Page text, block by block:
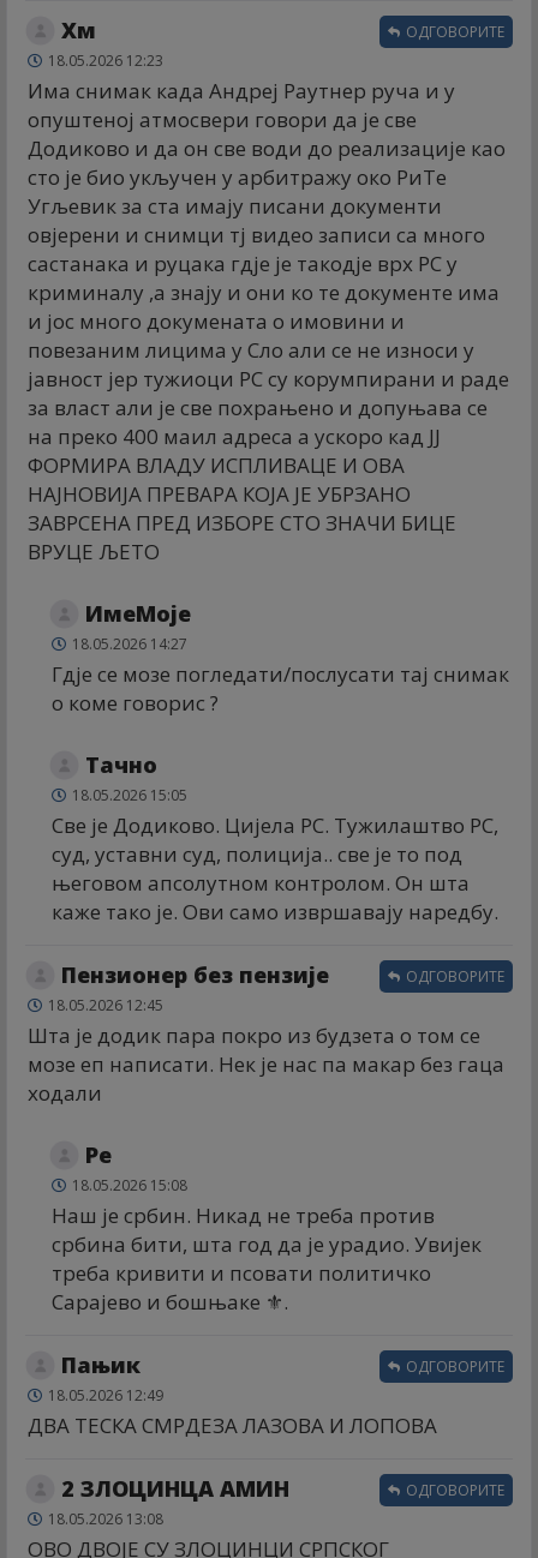
Хм
18.05.2026 12:23
Има снимак када Андреј Раутнер руча и у
опуштеној атмосвери говори да је све
Додиково и да он све води до реализације као
сто је био укључен у арбитражу око РиТе
Угљевик за ста имају писани документи
овјерени и снимци тј видео записи са много
састанака и руцака гдје је такодје врх РС у
криминалу ,а знају и они ко те документе има
и јос много докумената о имовини и
повезаним лицима у Сло али се не износи у
јавност јер тужиоци РС су корумпирани и раде
за власт али је све похрањено и допуњава се
на преко 400 маил адреса а ускоро кад ЈЈ
ФОРМИРА ВЛАДУ ИСПЛИВАЦЕ И ОВА
НАЈНОВИЈА ПРЕВАРА КОЈА ЈЕ УБРЗАНО
ЗАВРСЕНА ПРЕД ИЗБОРЕ СТО ЗНАЧИ БИЦЕ
ВРУЦЕ ЉЕТО
ОДГОВОРИТЕ
ИмеМоје
18.05.2026 14:27
Гдје се мозе погледати/послусати тај снимак
о коме говорис ?
Тачно
18.05.2026 15:05
Све је Додиково. Цијела РС. Тужилаштво РС,
суд, уставни суд, полиција.. све је то под
његовом апсолутном контролом. Он шта
каже тако је. Ови само извршавају наредбу.
Пензионер без пензије
18.05.2026 12:45
Шта је додик пара покро из будзета о том се
мозе еп написати. Нек је нас па макар без гаца
ходали
ОДГОВОРИТЕ
Ре
18.05.2026 15:08
Наш је србин. Никад не треба против
србина бити, шта год да је урадио. Увијек
треба кривити и псовати политичко
Сарајево и бошњаке ⚜️.
Пањик
18.05.2026 12:49
ДВА ТЕСКА СМРДЕЗА ЛАЗОВА И ЛОПОВА
ОДГОВОРИТЕ
2 ЗЛОЦИНЦА АМИН
18.05.2026 13:08
ОВО ДВОЈЕ СУ ЗЛОЦИНЦИ СРПСКОГ
ОДГОВОРИТЕ